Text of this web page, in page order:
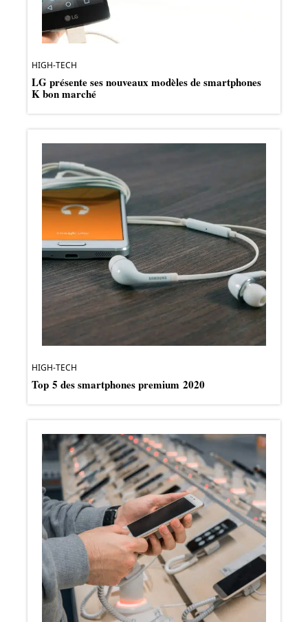
HIGH-TECH
LG présente ses nouveaux modèles de smartphones
K bon marché
HIGH-TECH
Top 5 des smartphones premium 2020